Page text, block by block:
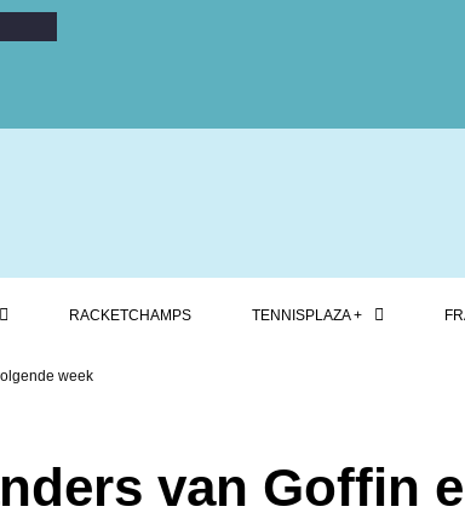
RACKETCHAMPS TENNISPLAZA +
week
van Goffin